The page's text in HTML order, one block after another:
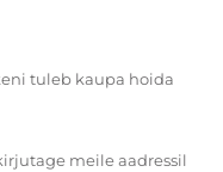
tuleb kaupa hoida
meile aadressil